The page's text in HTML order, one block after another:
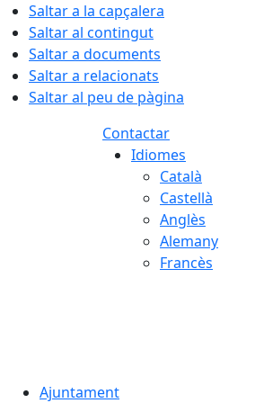
Saltar a la capçalera
Saltar al contingut
Saltar a documents
Saltar a relacionats
Saltar al peu de pàgina
Contactar
Idiomes
Català
Castellà
Anglès
Alemany
Francès
Ajuntament